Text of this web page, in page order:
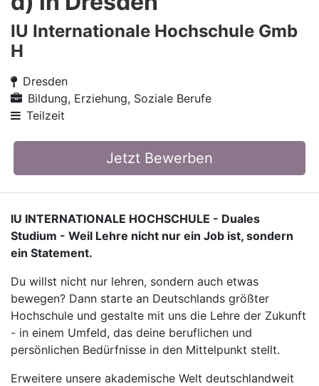
IU Internationale Hochschule Gmb
H
Dresden
Bildung, Erziehung, Soziale Berufe
Teilzeit
Jetzt Bewerben
IU INTERNATIONALE HOCHSCHULE - Duales
Studium - Weil Lehre nicht nur ein Job ist, sondern
ein Statement.
Du willst nicht nur lehren, sondern auch etwas
bewegen? Dann starte an Deutschlands größter
Hochschule und gestalte mit uns die Lehre der Zukunft
- in einem Umfeld, das deine beruflichen und
persönlichen Bedürfnisse in den Mittelpunkt stellt.
Erweitere unsere akademische Welt deutschlandweit